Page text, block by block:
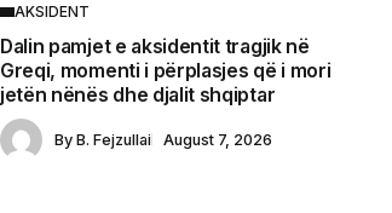
AKSIDENT
Dalin pamjet e aksidentit tragjik në
Greqi, momenti i përplasjes që i mori
jetën nënës dhe djalit shqiptar
By B. Fejzullai August 7, 2026